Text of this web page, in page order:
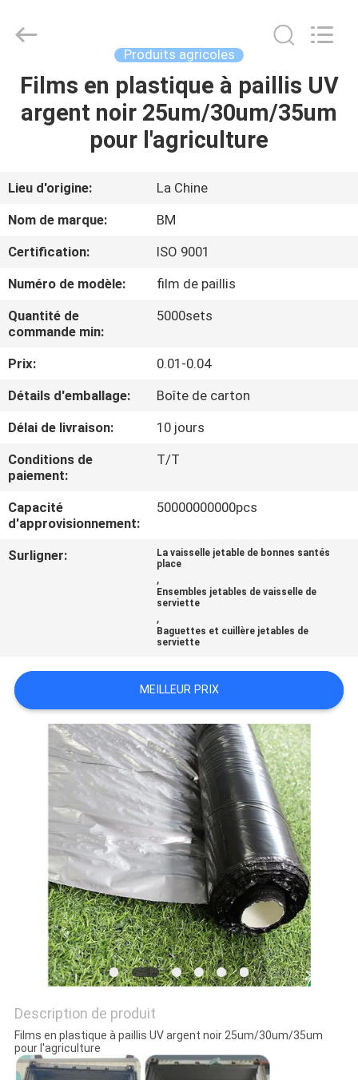
LA
PRODUITS
VIDÉOS
À
PROPOS
NOUS
VISITE
DE
L'USINE
CONTRÔLE
DE
CONTACTER
NOUVELLES
DEMANDEZ
UN DEVIS
PLAN
POLITIQUE
DE
CONFIDENTIALITÉ
and
Exporting
Rights
Reserved.
Produits agricoles
Films en plastique à paillis UV
argent noir 25um/30um/35um
pour l'agriculture
Lieu d'origine:
La Chine
Nom de marque:
BM
Certification:
ISO 9001
Numéro de modèle:
film de paillis
Quantité de
commande min:
5000sets
Prix:
0.01-0.04
Détails d'emballage:
Boîte de carton
Délai de livraison:
10 jours
Conditions de
paiement:
T/T
Capacité
d'approvisionnement:
50000000000pcs
Surligner:
La vaisselle jetable de bonnes santés
place
,
Ensembles jetables de vaisselle de
serviette
,
Baguettes et cuillère jetables de
serviette
MEILLEUR PRIX
Description de produit
Films en plastique à paillis UV argent noir 25um/30um/35um
pour l'agriculture